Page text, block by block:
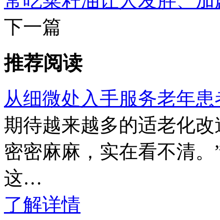
下一篇
推荐阅读
从细微处入手服务老年患
期待越来越多的适老化
密密麻麻，实在看不清
这…
了解详情